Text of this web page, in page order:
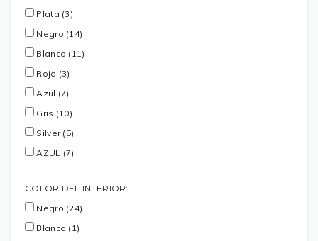
Plata (3)
Negro (14)
Blanco (11)
Rojo (3)
Azul (7)
Gris (10)
Silver (5)
AZUL (7)
COLOR DEL INTERIOR:
Negro (24)
Blanco (1)